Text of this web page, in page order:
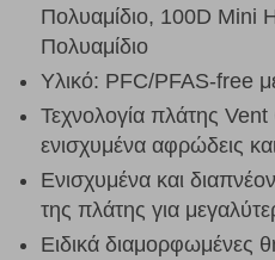
Πολυαμίδιο, 100D Mini
Πολυαμίδιο
Υλικό: PFC/PFAS-free
Τεχνολογία πλάτης
ενισχυμένα αφρώδεις
Ενισχυμένα και
της πλάτης για
Ειδικά διαμορφωμένες